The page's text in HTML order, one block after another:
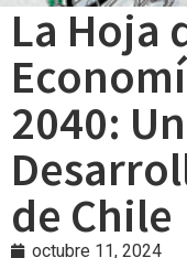
La Hoja
2040:
de Chile
octubre 11, 2024